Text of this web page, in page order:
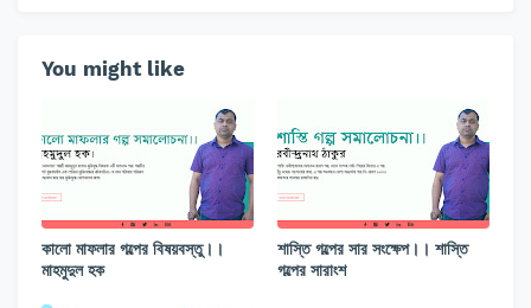
You might like
কালো মাফলার গল্পের বিষয়বস্তু।।
মাহমুদুল হক
শাস্তি গল্পের সার সংক্ষেপ।। শাস্তি
গল্পের সারাংশ